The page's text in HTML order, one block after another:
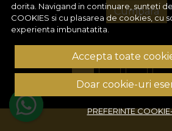
Cumpara
dorita. Navigand in continuare, sunteti
COOKIES si cu plasarea de cookies, cu
experienta imbunatatita.
Accepta toate
Doar cookie-uri
PREFERINTE